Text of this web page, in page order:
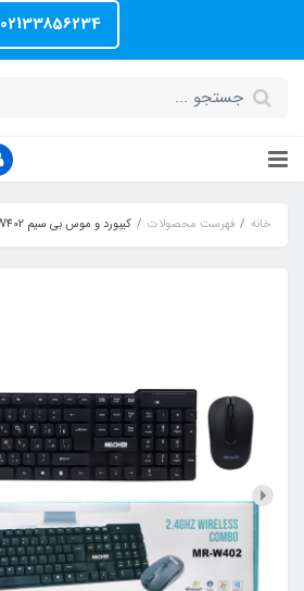
02133856234
خانه فهرست محصولات کیبورد و موس بی سیم Macher MR-W402